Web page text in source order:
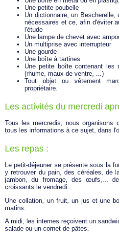
Une petite poubelle
Un dictionnaire, un
nécessaires et ce, afin d'éviter
l'étude
Une lampe de chevet avec
Un multiprise avec interrupteur
Une gourde
Une boîte à tartines
Une petite boîte contenant les
(rhume, maux de ventre, ...)
Tout objet ou vêtement
propriétaire.
Les activités du mercredi
Tous les mercredis, nous organisons
tous les informations à ce sujet, dans
Les repas :
Le petit-déjeuner se présente sous la
y retrouver du pain, des céréales, de
jambon, du fromage, des œufs,...
croissants le vendredi.
Une collation, un fruit, un jus et une
matins.
A midi, les internes reçoivent un
salade ou un cornet de pâtes.